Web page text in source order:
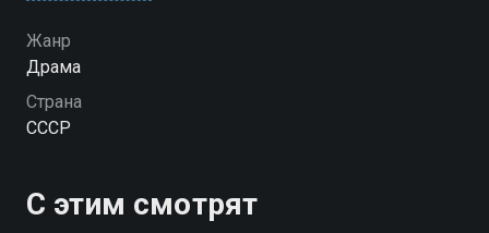
по-своему попытался справиться с несчастьем. Не
найдя правду в суде, отчаявшись, покончил жизнь
самоубийством отец. Жестоко был избит панскими
слугами старший сын, попытавшийся собрать
обесчещенная и брошенная им. Ушла побираться по
свету мать с маленьким Данилкой. Но появился в
Жанр
Драма
Страна
СССР
С этим смотрят